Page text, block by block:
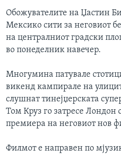
Обожувателите на Џастин
Мексико сити за неговиот
на централниот градски
во понеделник навечер.
Многумина патувале
викенд кампирале на
слушнат тинејџерската
Том Круз го затресе Лондон
премиера на неговиот нов
Филмот е направен по